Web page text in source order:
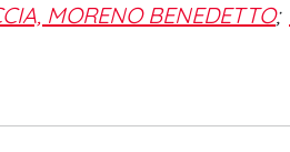
MORENO BENEDETTO;